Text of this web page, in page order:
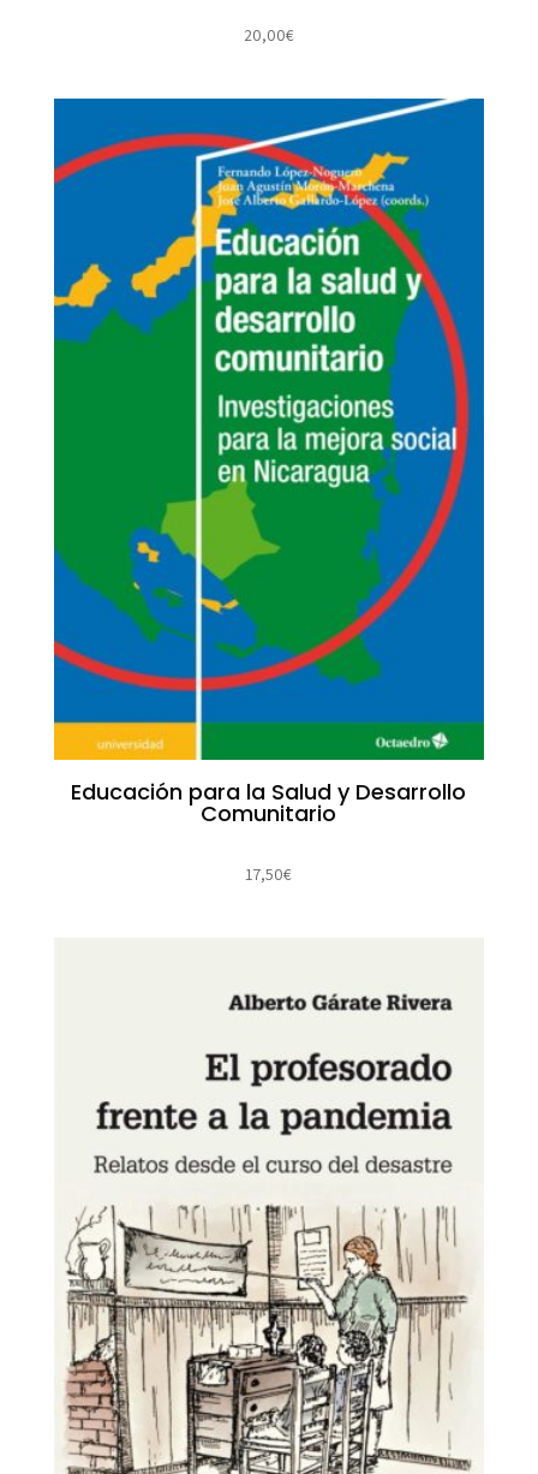
20,00€
Educación para la Salud y Desarrollo
Comunitario
17,50€